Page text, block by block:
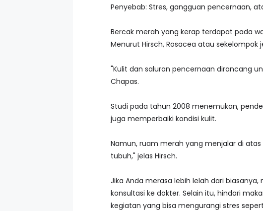
Penyebab: Stres, gangguan pencernaan,
Bercak merah yang kerap terdapat pada
Menurut Hirsch, Rosacea atau
"Kulit dan saluran pencernaan dirancang
Chapas.
Studi pada tahun 2008 menemukan,
juga memperbaiki kondisi kulit.
Namun, ruam merah yang menjalar di
tubuh," jelas Hirsch.
Jika Anda merasa lebih lelah dari
konsultasi ke dokter. Selain itu, hindari
kegiatan yang bisa mengurangi stres